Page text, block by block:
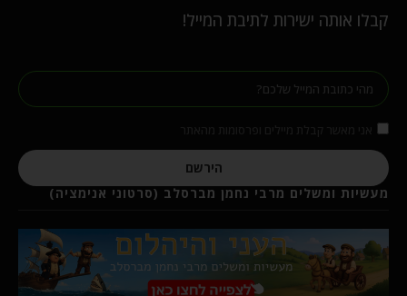
קבלו אותה ישירות לתיבת המייל!
הירשם
מעשיות ומשלים מרבי נחמן מברסלב (סרטוני אנימציה)